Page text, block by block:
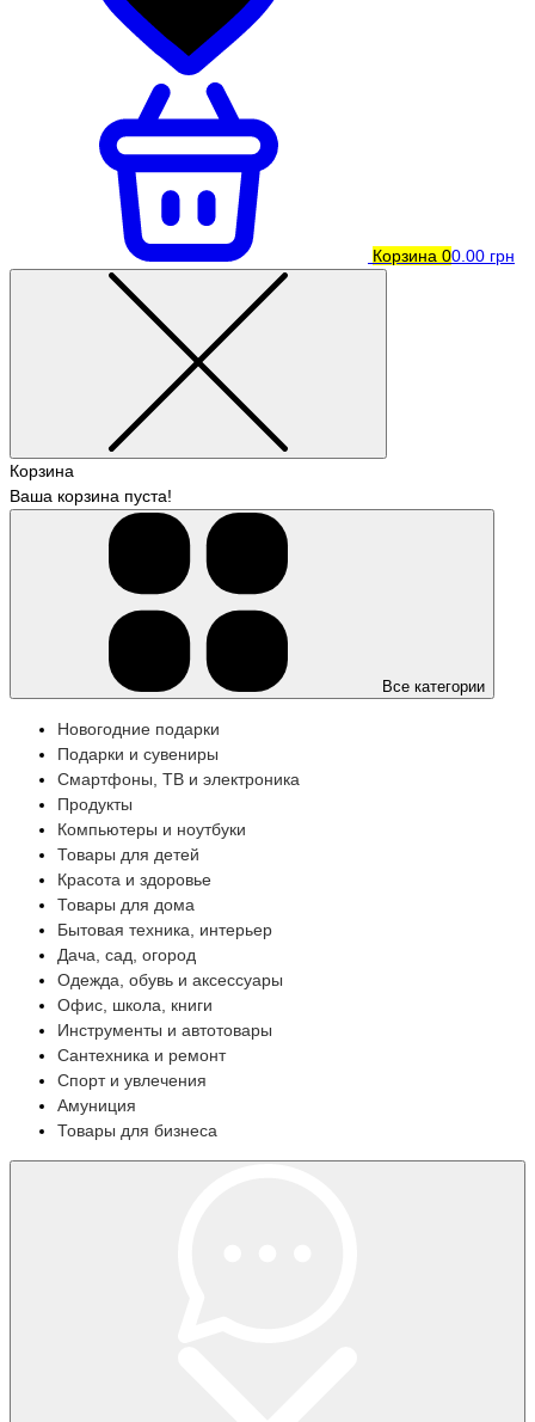
Корзина 00.00 грн
Корзина
Ваша корзина пуста!
Все категории
Новогодние подарки
Подарки и сувениры
Смартфоны, ТВ и электроника
Продукты
Компьютеры и ноутбуки
Товары для детей
Красота и здоровье
Товары для дома
Бытовая техника, интерьер
Дача, сад, огород
Одежда, обувь и аксессуары
Офис, школа, книги
Инструменты и автотовары
Сантехника и ремонт
Спорт и увлечения
Амуниция
Товары для бизнеса